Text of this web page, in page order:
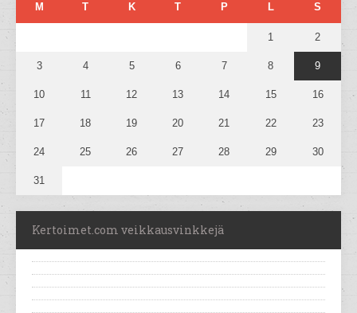
M T K T P L S
1 2
3 4 5 6 7 8 9
10 11 12 13 14 15 16
17 18 19 20 21 22 23
24 25 26 27 28 29 30
31
Kertoimet.com veikkausvinkkejä